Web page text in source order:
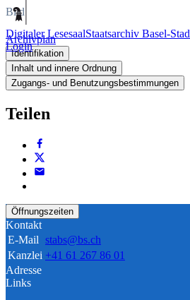
Digitaler LesesaalStaatsarchiv Basel-
Login
Bild
Archivplan
Identifikation
Inhalt und innere Ordnung
Zugangs- und Benutzungsbestimmungen
Teilen
Öffnungszeiten
Kontakt
E-Mail stabs@bs.ch
Kanzlei +41 61 267 86 01
Adresse
Links